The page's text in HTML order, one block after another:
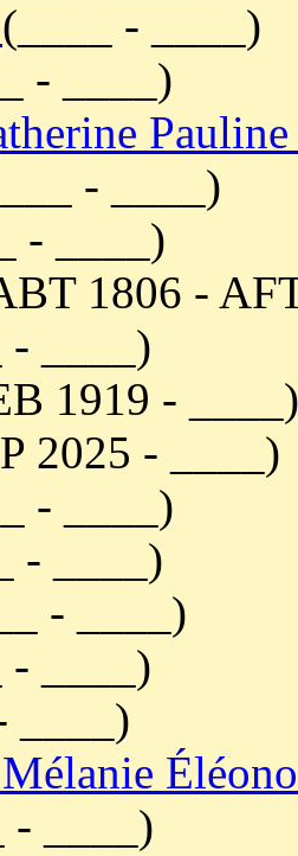
(____ - ____)
- ____)
- ____)
- ____)
1806 -
- ____)
1919 - ____)
2025 - ____)
- ____)
- ____)
- ____)
- ____)
____)
- ____)